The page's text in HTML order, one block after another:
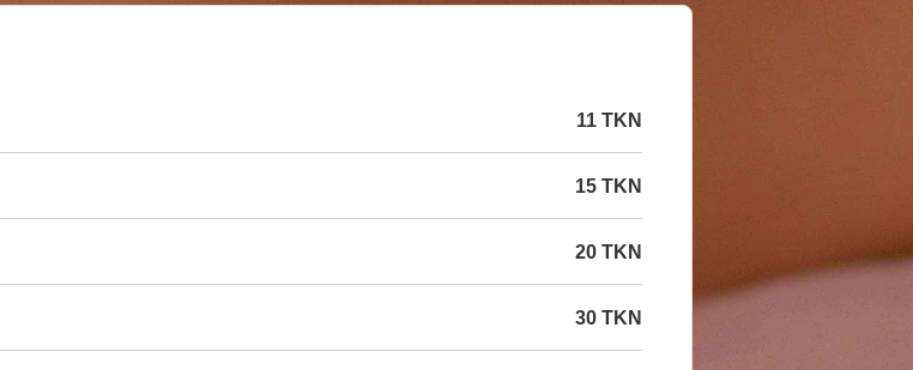
11 TKN
15 TKN
20 TKN
30 TKN